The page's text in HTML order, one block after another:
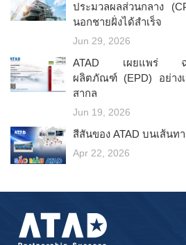
ประมวลผลส่วนกลาง
นอกชายฝั่งได้สำเร็จ
Jun 29, 2026
ATAD เผยแพร่ ฉล
ผลิตภัณฑ์ (EPD) อย่าง
สากล
Jun 19, 2026
สีสันของ ATAD บนเส้นท
Apr 22, 2026